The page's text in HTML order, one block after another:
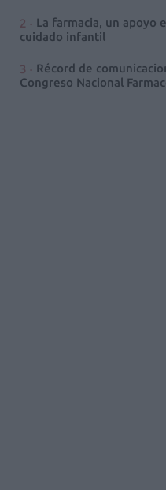
La farmacia, un apoyo
cuidado infantil
Récord de
Congreso Nacional